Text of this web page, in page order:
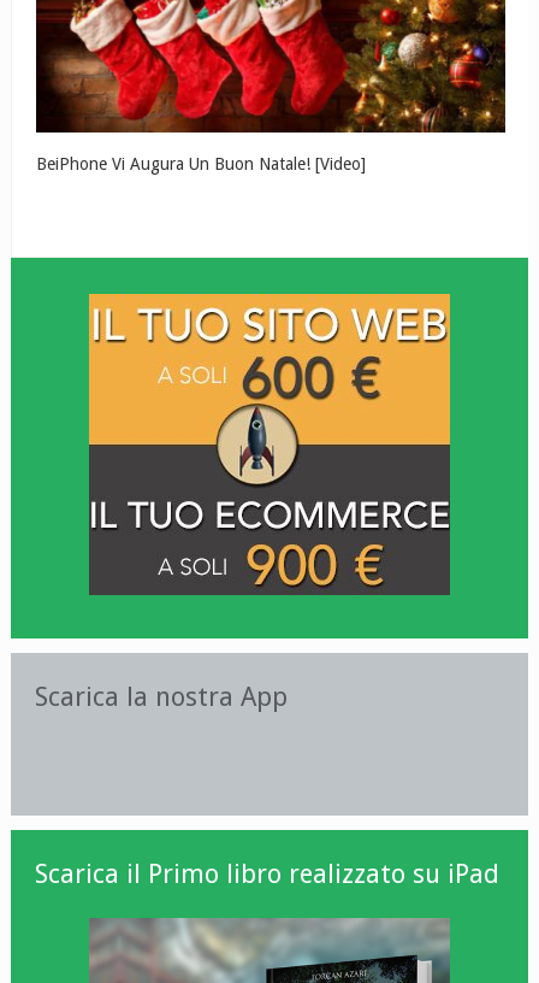
BeiPhone Vi Augura Un Buon Natale! [Video]
Scarica la nostra App
Scarica il Primo libro realizzato su iPad